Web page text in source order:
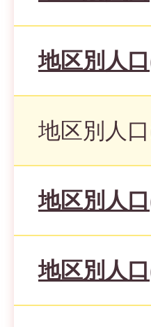
地区別人
地区別人
地区別人
地区別人